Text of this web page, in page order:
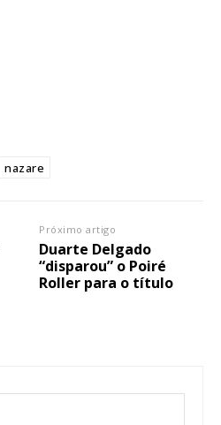
nazare
Próximo artigo
Duarte Delgado
“disparou” o Poiré
Roller para o título